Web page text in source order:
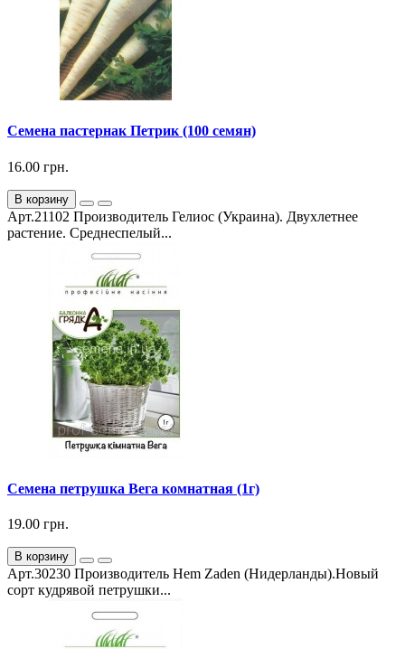
Семена пастернак Петрик (100 семян)
16.00 грн.
В корзину
Арт.21102 Производитель Гелиос (Украина). Двухлетнее
растение. Среднеспелый...
Семена петрушка Вега комнатная (1г)
19.00 грн.
В корзину
Арт.30230 Производитель Hem Zaden (Нидерланды).Новый
сорт кудрявой петрушки...